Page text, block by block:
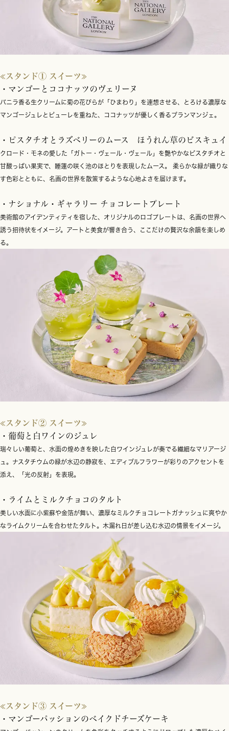
≪スタンド① スイーツ≫
・マンゴーとココナッツのヴェリーヌ
バニラ香る生クリームに菊の花びらが「ひまわり」を連想させる、とろける濃厚な
マンゴージュレとピューレを重ねた、ココナッツが優しく香るブランマンジェ。
・ピスタチオとラズベリーのムース ほうれん草のビスキュイ
クロード・モネの愛した「ガトー・ヴェール・ヴェール」を艶やかなピスタチオと
甘酸っぱい果実で、睡蓮の咲く池のほとりを表現したムース。 柔らかな緑が織りな
す色彩とともに、名画の世界を散策するような心地よさを届けます。
・ナショナル・ギャラリー チョコレートプレート
美術館のアイデンティティを宿した、オリジナルのロゴプレートは、名画の世界へ
誘う招待状をイメージ。アートと美食が響き合う、ここだけの贅沢な余韻を楽しめ
る。
≪スタンド② スイーツ≫
・葡萄と白ワインのジュレ
瑞々しい葡萄と、水面の煌めきを映した白ワインジュレが奏でる繊細なマリアージ
ュ。ナスタチウムの緑が水辺の静寂を、エディブルフラワーが彩りのアクセントを
添え、「光の反射」を表現。
・ライムとミルクチョコのタルト
美しい水面に小紫蘇や金箔が舞い、濃厚なミルクチョコレートガナッシュに爽やか
なライムクリームを合わせたタルト。木漏れ日が差し込む水辺の情景をイメージ。
≪スタンド③ スイーツ≫
・マンゴーパッションのベイクドチーズケーキ